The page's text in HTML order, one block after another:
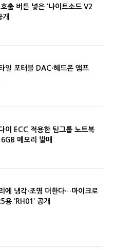
출 버튼 넣은 ‘나이트소드 V2
개
일 포터블 DAC·헤드폰 앰프
이 ECC 적용한 팀그룹 노트북
메모리 발매
에 냉각·조명 더한다…마이크로
용 ‘RH01’ 공개